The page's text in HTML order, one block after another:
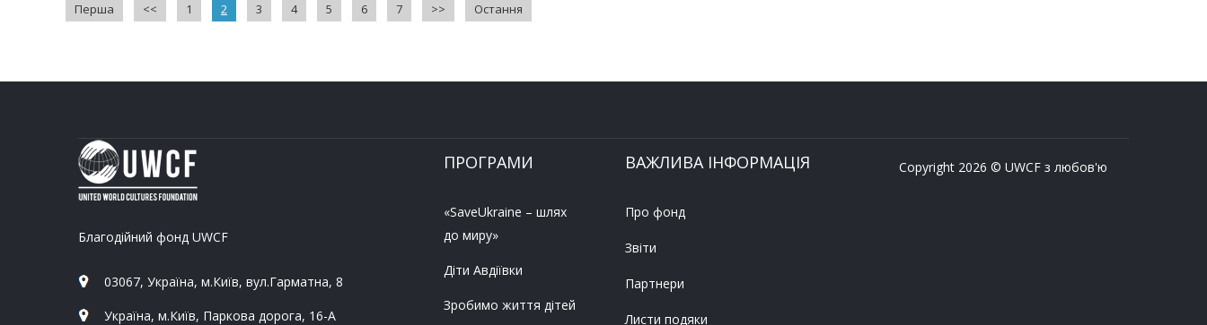
Перша << 1 2 3 4 5 6 7 >> Остання
Благодійний фонд UWCF
03067, Україна, м.Київ, вул.Гарматна, 8
Україна, м.Київ, Паркова дорога, 16-А
ПРОГРАМИ
«SaveUkraine – шлях
до миру»
Діти Авдіївки
Зробимо життя дітей
ВАЖЛИВА ІНФОРМАЦІЯ
Про фонд
Звіти
Партнери
Листи подяки
Copyright 2026 © UWCF з любов'ю